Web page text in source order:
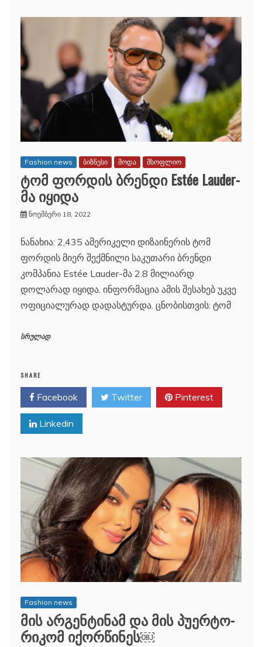
Fashion news ბიზნესი მოდა მსოფლიო
ტომ ფორდის ბრენდი Estée Lauder-
მა იყიდა
ნოემბერი 18, 2022
ნანახია: 2,435 ამერიკელი დიზაინერის ტომ
ფორდის მიერ შექმნილი საკუთარი ბრენდი
კომპანია Estée Lauder-მა 2.8 მილიარდ
დოლარად იყიდა. ინფორმაცია ამის შესახებ უკვე
ოფიციალურად დადასტურდა. ცნობისთვის: ტომ
სრულად
SHARE
Facebook Twitter Pinterest
Linkedin
Fashion news
მის არგენტინამ და მის პუერტო-
რიკომ იქორწინეს￼